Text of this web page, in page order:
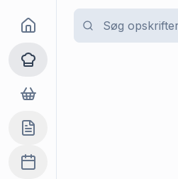
Goma
Opskrifter
Dagligvarer
Indkøbslisten
Madplan